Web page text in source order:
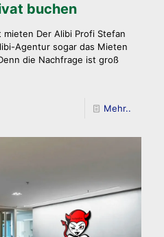
buchen
Der Alibi Profi Stefan
Agentur sogar das Mieten
die Nachfrage ist groß
Mehr..